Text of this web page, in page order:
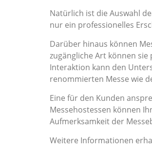
Natürlich ist die Auswahl
nur ein professionelles
Darüber hinaus können
zugängliche Art können
Interaktion kann den
renommierten Messe wie
Eine für den Kunden
Messehostessen können
Aufmerksamkeit der
Weitere Informationen